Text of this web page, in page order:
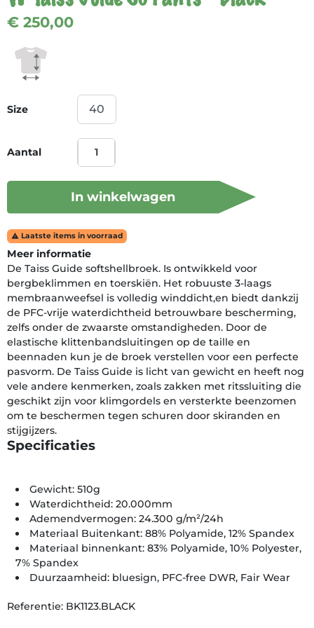
€ 250,00
Size
Aantal
In winkelwagen
 Laatste items in voorraad
Meer informatie
De Taiss Guide softshellbroek. Is ontwikkeld voor
bergbeklimmen en toerskiën. Het robuuste 3-laags
membraanweefsel is volledig winddicht,en biedt dankzij
de PFC-vrije waterdichtheid betrouwbare bescherming,
zelfs onder de zwaarste omstandigheden. Door de
elastische klittenbandsluitingen op de taille en
beennaden kun je de broek verstellen voor een perfecte
pasvorm. De Taiss Guide is licht van gewicht en heeft nog
vele andere kenmerken, zoals zakken met ritssluiting die
geschikt zijn voor klimgordels en versterkte beenzomen
om te beschermen tegen schuren door skiranden en
stijgijzers.
Specificaties
Gewicht: 510g
Waterdichtheid: 20.000mm
Ademendvermogen: 24.300 g/m²/24h
Materiaal Buitenkant: 88% Polyamide, 12% Spandex
Materiaal binnenkant: 83% Polyamide, 10% Polyester,
7% Spandex
Duurzaamheid: bluesign, PFC-free DWR, Fair Wear
Referentie: BK1123.BLACK